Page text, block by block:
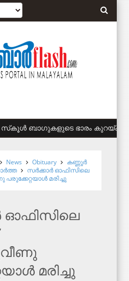
സിഎഎ അനുകൂലികള്‍ക്ക് കുടിവെള്ളം
News Obituary
കണ്ണൂര്‍
സർക്കാർ ഓഫിസിലെ
മരിച്ചു
ഓഫിസിലെ
മരിച്ചു